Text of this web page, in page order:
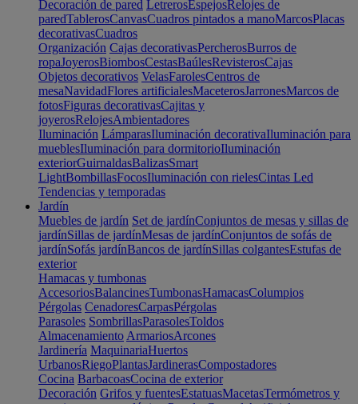
Decoración de pared LetrerosEspejosRelojes de
paredTablerosCanvasCuadros pintados a manoMarcosPlacas
decorativasCuadros
Organización Cajas decorativasPercherosBurros de
ropaJoyerosBiombosCestasBaúlesRevisterosCajas
Objetos decorativos VelasFarolesCentros de
mesaNavidadFlores artificialesMaceterosJarronesMarcos de
fotosFiguras decorativasCajitas y
joyerosRelojesAmbientadores
Iluminación LámparasIluminación decorativaIluminación para
mueblesIluminación para dormitorioIluminación
exteriorGuirnaldasBalizasSmart
LightBombillasFocosIluminación con rielesCintas Led
Tendencias y temporadas
Jardín
Muebles de jardín Set de jardínConjuntos de mesas y sillas de
jardínSillas de jardínMesas de jardínConjuntos de sofás de
jardínSofás jardínBancos de jardínSillas colgantesEstufas de
exterior
Hamacas y tumbonas
AccesoriosBalancinesTumbonasHamacasColumpios
Pérgolas CenadoresCarpasPérgolas
Parasoles SombrillasParasolesToldos
Almacenamiento ArmariosArcones
Jardinería MaquinariaHuertos
UrbanosRiegoPlantasJardinerasCompostadores
Cocina BarbacoasCocina de exterior
Decoración Grifos y fuentesEstatuasMacetasTermómetros y